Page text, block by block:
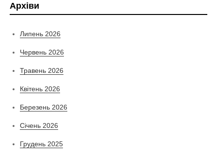
Архіви
Липень 2026
Червень 2026
Травень 2026
Квітень 2026
Березень 2026
Січень 2026
Грудень 2025